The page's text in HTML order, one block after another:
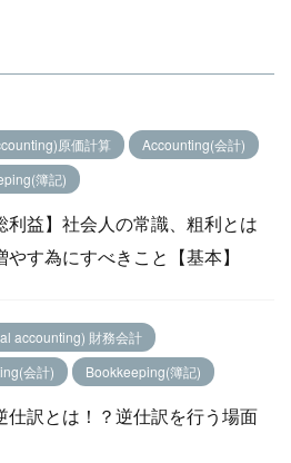
原価計算
Accounting(会計)
簿記)
利益】社会人の常識、粗利とは
やす為にすべきこと【基本】
accounting) 財務会計
会計)
Bookkeeping(簿記)
仕訳とは！？逆仕訳を行う場面